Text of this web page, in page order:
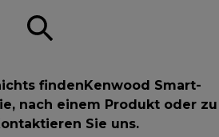
findenKenwood Smart-
nach einem Produkt oder zu
Sie uns.